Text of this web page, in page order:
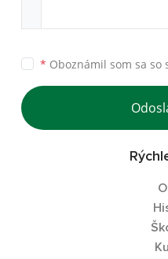
* Oboznámil som sa so